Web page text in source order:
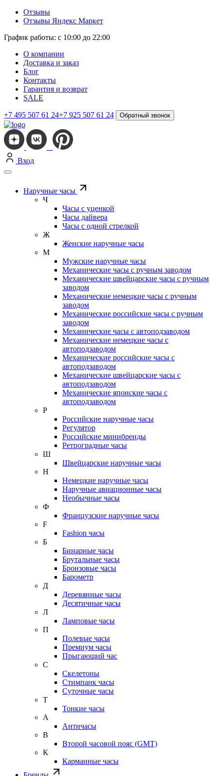
Отзывы
Отзывы Яндекс Маркет
График работы: с 10:00 до 22:00
О компании
Доставка и заказ
Блог
Контакты
Гарантия и возврат
SALE
+7 495 507 61 24+7 925 507 61 24 Обратный звонок
Вход
Наручные часы
Ч
Часы с уценкой
Часы дайвера
Часы с одной стрелкой
Ж
Женские наручные часы
М
Мужские наручные часы
Механические часы с ручным заводом
Механические швейцарские часы с ручным
заводом
Механические немецкие часы с ручным
заводом
Механические российские часы с ручным
заводом
Механические часы с автоподзаводом
Механические немецкие часы с
автоподзаводом
Механические российские часы с
автоподзаводом
Механические швейцарские часы с
автоподзаводом
Механические японские часы с
автоподзаводом
Р
Российские наручные часы
Регулятор
Российские минибренды
Ретроградные часы
Ш
Швейцарские наручные часы
Н
Немецкие наручные часы
Наручные авиационные часы
Необычные часы
Ф
Французские наручные часы
F
Fashion часы
Б
Бинарные часы
Брутальные часы
Бронзовые часы
Барометр
Д
Деревянные часы
Десятичные часы
Л
Ламповые часы
П
Полевые часы
Премиум часы
Прыгающий час
С
Скелетоны
Стимпанк часы
Суточные часы
Т
Тонкие часы
А
Античасы
В
Второй часовой пояс (GMT)
К
Карманные часы